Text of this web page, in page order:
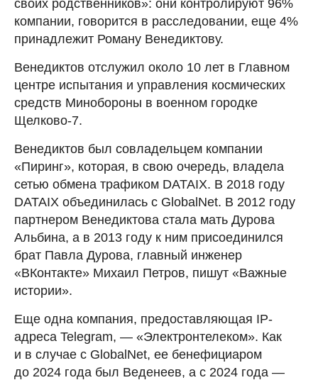
своих родственников»: они контролируют 96%
компании, говорится в расследовании, еще 4%
принадлежит Роману Венедиктову.
Венедиктов отслужил около 10 лет в Главном
центре испытания и управления космических
средств Минобороны в военном городке
Щелково-7.
Венедиктов был совладельцем компании
«Пиринг», которая, в свою очередь, владела
сетью обмена трафиком DATAIX. В 2018 году
DATAIX объединилась с GlobalNet. В 2012 году
партнером Венедиктова стала мать Дурова
Альбина, а в 2013 году к ним присоединился
брат Павла Дурова, главный инженер
«ВКонтакте» Михаил Петров, пишут «Важные
истории».
Еще одна компания, предоставляющая IP-
адреса Telegram, — «Электронтелеком». Как
и в случае с GlobalNet, ее бенефициаром
до 2024 года был Веденеев, а с 2024 года —